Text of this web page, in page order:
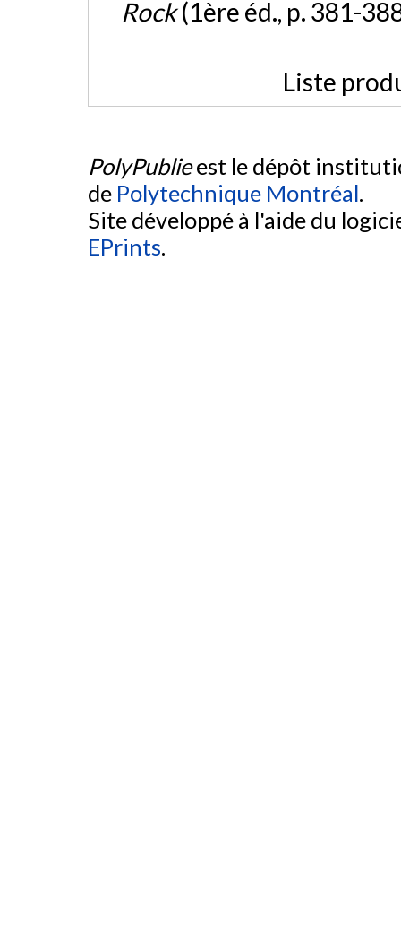
Rock(1ère éd., p. 381-
Liste
PolyPublieest le dépôt
de Polytechnique Montréal.
Site développé à l'aide du
EPrints.